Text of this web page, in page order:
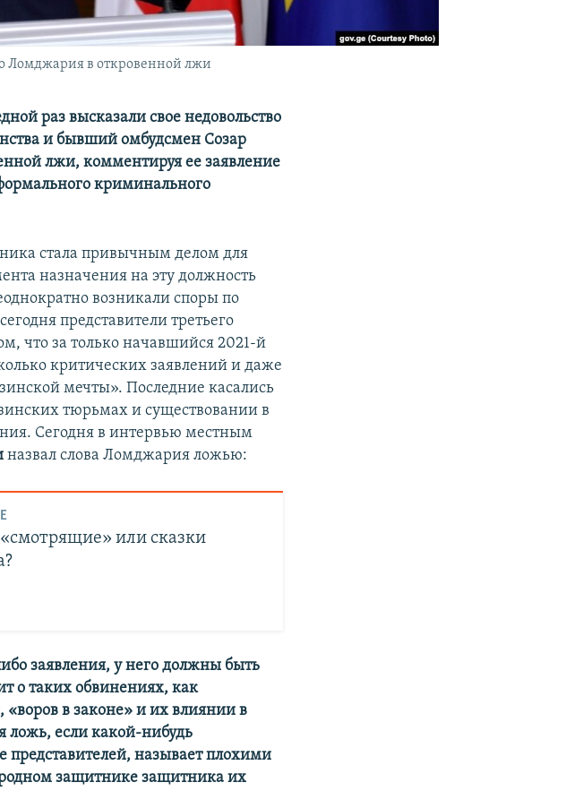
Ломджария в откровенной лжи
раз высказали свое недовольство
и бывший омбудсмен Созар
лжи, комментируя ее заявление
криминального
стала привычным делом для
назначения на эту должность
возникали споры по
представители третьего
что за только начавшийся 2021-й
критических заявлений и даже
мечты». Последние касались
тюрьмах и существовании в
Сегодня в интервью местным
назвал слова Ломджария ложью:
или сказки
заявления, у него должны быть
о таких обвинениях, как
в законе» и их влиянии в
ложь, если какой-нибудь
называет плохими
защитнике защитника их